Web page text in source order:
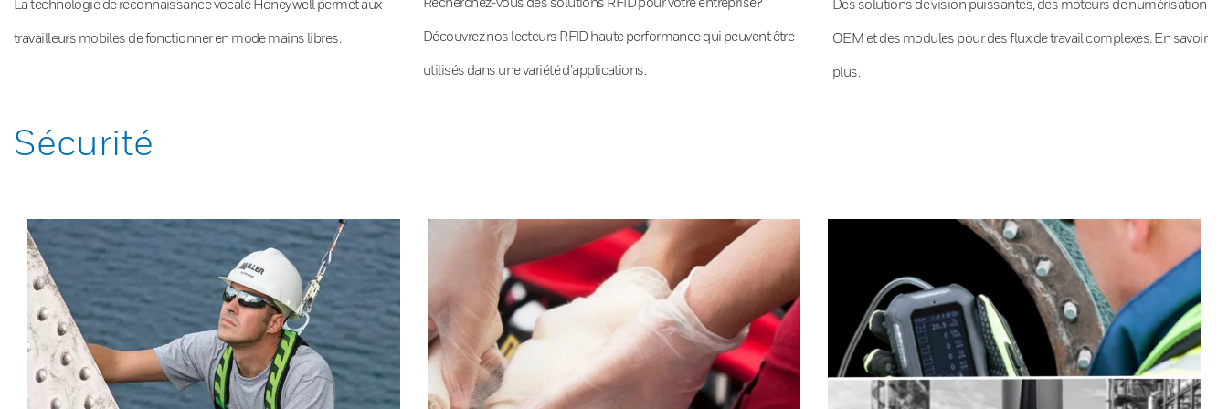
La technologie de reconnaissance vocale Honeywell permet aux
travailleurs mobiles de fonctionner en mode mains libres. Découvrez nos lecteurs RFID haute performance qui peuvent être
utilisés dans une variété d’applications.
Des solutions de vision puissantes, des moteurs de numérisation
OEM et des modules pour des flux de travail complexes. En savoir
plus.
Sécurité